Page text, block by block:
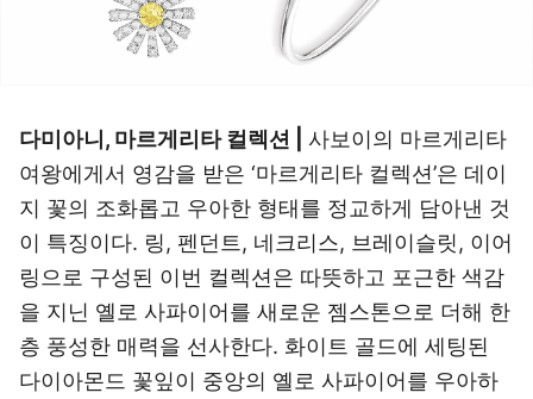
다미아니, 마르게리타 컬렉션 | 사보이의 마르게리타
여왕에게서 영감을 받은 ‘마르게리타 컬렉션’은 데이
지 꽃의 조화롭고 우아한 형태를 정교하게 담아낸 것
이 특징이다. 링, 펜던트, 네크리스, 브레이슬릿, 이어
링으로 구성된 이번 컬렉션은 따뜻하고 포근한 색감
을 지닌 옐로 사파이어를 새로운 젬스톤으로 더해 한
층 풍성한 매력을 선사한다. 화이트 골드에 세팅된
다이아몬드 꽃잎이 중앙의 옐로 사파이어를 우아하